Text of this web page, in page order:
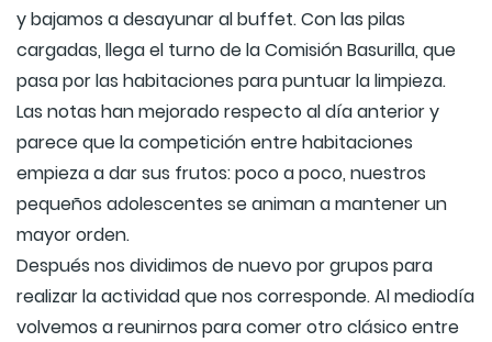
y bajamos a desayunar al buffet. Con las pilas
cargadas, llega el turno de la Comisión Basurilla, que
pasa por las habitaciones para puntuar la limpieza.
Las notas han mejorado respecto al día anterior y
parece que la competición entre habitaciones
empieza a dar sus frutos: poco a poco, nuestros
pequeños adolescentes se animan a mantener un
mayor orden.
Después nos dividimos de nuevo por grupos para
realizar la actividad que nos corresponde. Al mediodía
volvemos a reunirnos para comer otro clásico entre